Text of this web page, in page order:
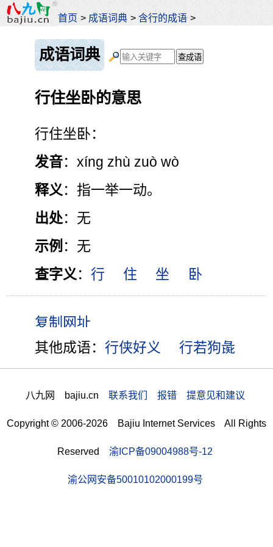
首页 > 成语词典 >含行的成语 >
成语词典
行住坐卧的意思
行住坐卧：
发音：xíng zhù zuò wò
释义 ：指一举一动。
出处：无
示例 ：无
查字义 ：行 住 坐 卧
其他成语：行侠好义 行若狗彘
八九网 bajiu.cn 联系我们 报错 提意见和建议
Copyright © 2006-2026 Bajiu Internet Services All Rights
Reserved 渝ICP备09004988号-12
渝公网安备50010102000199号